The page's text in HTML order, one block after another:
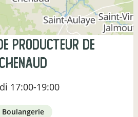
Producteur de
Chenaud
17:00-19:00
boulangerie